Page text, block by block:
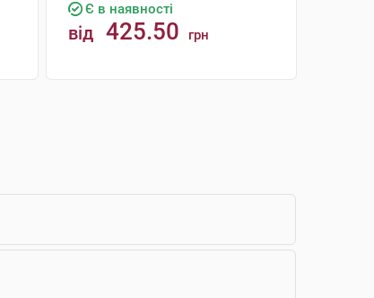
Є в наявності
від 425.50 грн